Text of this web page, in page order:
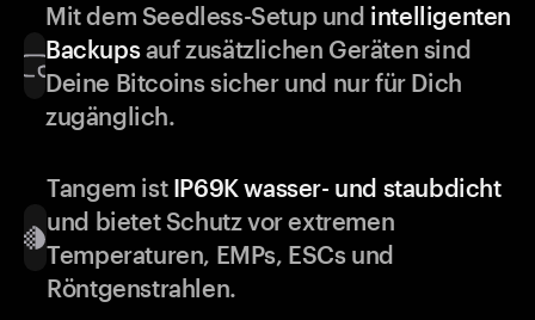
Mit dem Seedless-Setup und intelligenten
Backupsauf zusätzlichen Geräten sind
Deine Bitcoins sicher und nur für Dich
zugänglich.
Tangem ist IP69K wasser- und staubdicht
und bietet Schutz vor extremen
Temperaturen, EMPs, ESCs und
Röntgenstrahlen.